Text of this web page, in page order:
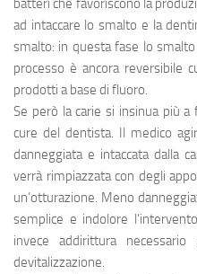
batteri che favoriscono la
ad intaccare losmalto e la
smalto: in questa fase lo
processo è ancora reversibile
prodotti a base di fluoro.
Se però lacarie si insinua più a
cure del dentista. Il medico
danneggiata e intaccata dalla
verrà rimpiazzata con degli
un’otturazione. Meno
semplice e indolore
invece addirittura necessario
devitalizzazione.